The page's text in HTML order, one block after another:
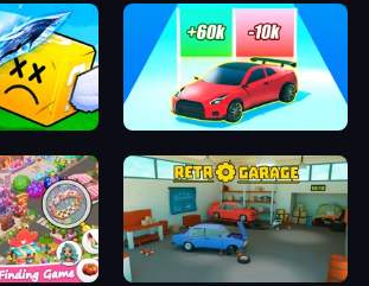
Upgrade the Supercar 3D
Scavenger Hunt - Hidden Items